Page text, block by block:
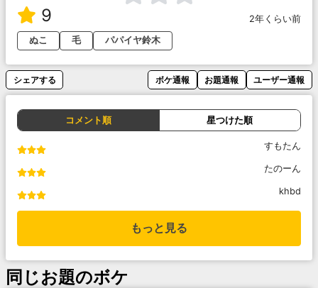
9
2年くらい前
ぬこ
毛 パパイヤ鈴木
シェアする ボケ通報 お題通報 ユーザー通報
コメント順 星つけた順
すもたん
たのーん
khbd
もっと見る
同じお題のボケ